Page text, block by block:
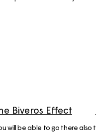
Biveros Effect
will be able to go there also